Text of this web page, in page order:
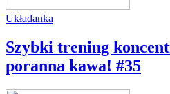
Układanka
Szybki trening
poranna kawa! #35